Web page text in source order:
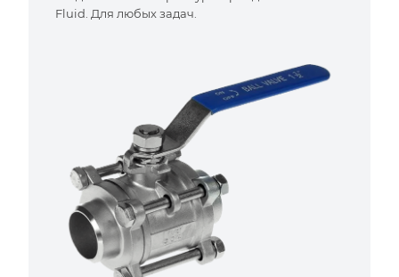
Fluid. Для любых задач.